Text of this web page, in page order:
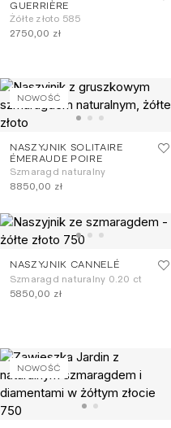
GUERRIÈRE
Żółte złoto 585
2750,00 zł
NOWOŚĆ
NASZYJNIK SOLITAIRE
ÉMERAUDE POIRE
Szmaragd naturalny
8850,00 zł
NASZYJNIK CANNELÉ
Szmaragd naturalny 0.20 ct
5850,00 zł
NOWOŚĆ